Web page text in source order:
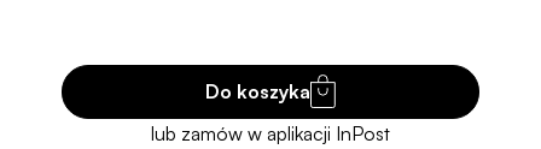
Do koszyka